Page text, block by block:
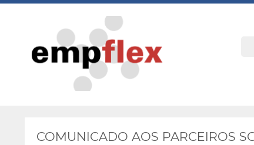
COMUNICADO AOS PARCEIROS